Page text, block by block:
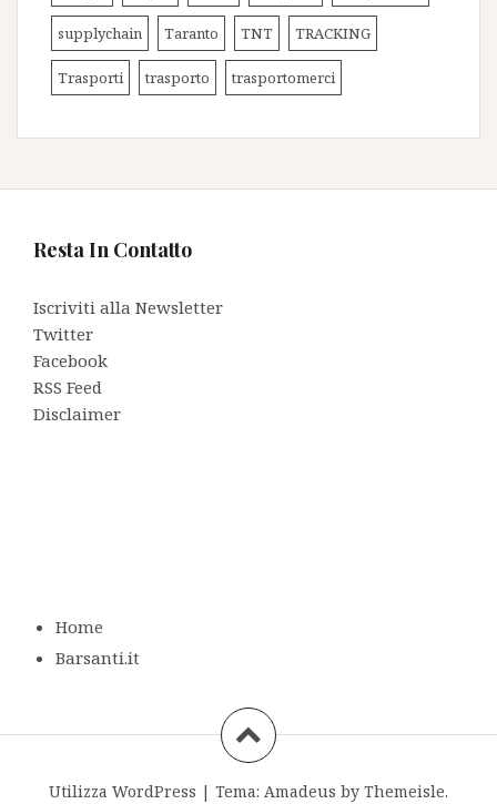
supplychain Taranto TNT TRACKING
Trasporti trasporto trasportomerci
Resta In Contatto
Iscriviti alla Newsletter
Twitter
Facebook
RSS Feed
Disclaimer
Home
Barsanti.it
Utilizza WordPress | Tema: Amadeus by Themeisle.